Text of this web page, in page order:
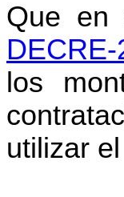
Que en
los
utilizar